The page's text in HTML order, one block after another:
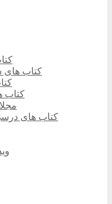
کتاب های
کتاب
کتاب های